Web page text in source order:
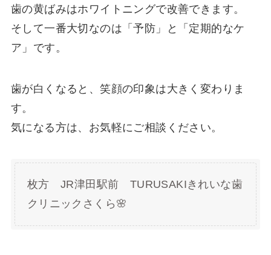
歯の黄ばみはホワイトニングで改善できます。
そして一番大切なのは「予防」と「定期的なケ
ア」です。
歯が白くなると、笑顔の印象は大きく変わりま
す。
気になる方は、お気軽にご相談ください。
枚方 JR津田駅前 TURUSAKIきれいな歯
クリニックさくら🌸